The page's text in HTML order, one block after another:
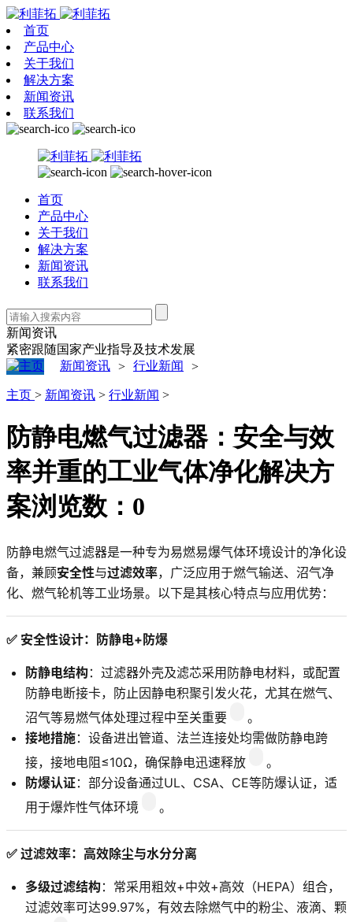
首页
产品中心
关于我们
解决方案
新闻资讯
联系我们
首页
产品中心
关于我们
解决方案
新闻资讯
联系我们
新闻资讯
紧密跟随国家产业指导及技术发展
新闻资讯 > 行业新闻 >
主页 > 新闻资讯 > 行业新闻 >
防静电燃气过滤器：安全与效
率并重的工业气体净化解决方
案浏览数： 0
防静电燃气过滤器是一种专为易燃易爆气体环境设计的净化设
备，兼顾安全性与过滤效率，广泛应用于燃气输送、沼气净
化、燃气轮机等工业场景。以下是其核心特点与应用优势：
✅ 安全性设计：防静电+防爆
防静电结构：过滤器外壳及滤芯采用防静电材料，或配置
防静电断接卡，防止因静电积聚引发火花，尤其在燃气、
沼气等易燃气体处理过程中至关重要
。
接地措施：设备进出管道、法兰连接处均需做防静电跨
接，接地电阻≤10Ω，确保静电迅速释放
。
防爆认证：部分设备通过UL、CSA、CE等防爆认证，适
用于爆炸性气体环境
。
✅ 过滤效率：高效除尘与水分分离
多级过滤结构：常采用粗效+中效+高效（HEPA）组合，
过滤效率可达99.97%，有效去除燃气中的粉尘、液滴、颗